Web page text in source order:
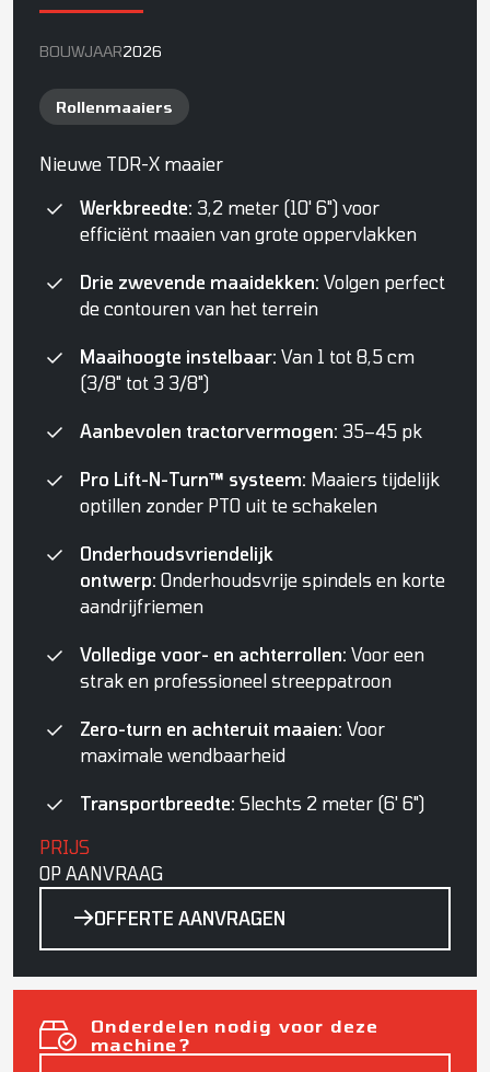
BOUWJAAR2026
Rollenmaaiers
Nieuwe TDR-X maaier
Werkbreedte: 3,2 meter (10' 6") voor
efficiënt maaien van grote oppervlakken
Drie zwevende maaidekken: Volgen perfect
de contouren van het terrein
Maaihoogte instelbaar: Van 1 tot 8,5 cm
(3/8" tot 3 3/8")
Aanbevolen tractorvermogen: 35–45 pk
Pro Lift-N-Turn™ systeem: Maaiers tijdelijk
optillen zonder PTO uit te schakelen
Onderhoudsvriendelijk
ontwerp: Onderhoudsvrije spindels en korte
aandrijfriemen
Volledige voor- en achterrollen: Voor een
strak en professioneel streeppatroon
Zero-turn en achteruit maaien: Voor
maximale wendbaarheid
Transportbreedte: Slechts 2 meter (6' 6")
PRIJS
OP AANVRAAG
OFFERTE AANVRAGEN
Onderdelen nodig voor deze
machine?